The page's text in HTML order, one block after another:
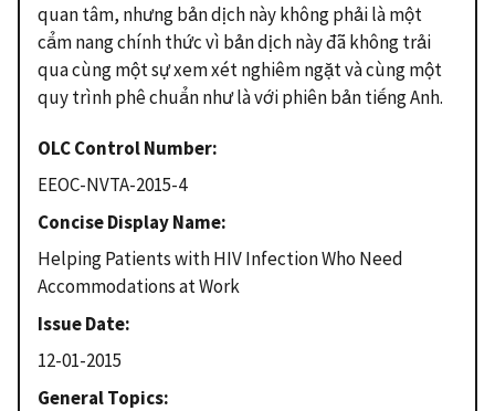
quan tâm, nhưng bản dịch này không phải là một
cẩm nang chính thức vì bản dịch này đã không trải
qua cùng một sự xem xét nghiêm ngặt và cùng một
quy trình phê chuẩn như là với phiên bản tiếng Anh.
OLC Control Number
EEOC-NVTA-2015-4
Concise Display Name
Helping Patients with HIV Infection Who Need
Accommodations at Work
Issue Date
12-01-2015
General Topics